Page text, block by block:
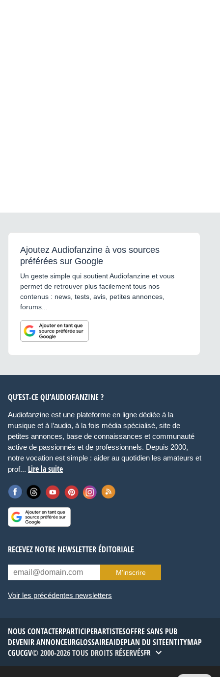
Ajoutez Audiofanzine à vos sources
préférées sur Google
Un geste simple qui soutient Audiofanzine et vous
permet de retrouver plus facilement tous nos
contenus : news, tests, avis, petites annonces,
forums...
QU’EST-CE QU’AUDIOFANZINE ?
Audiofanzine est une plateforme en ligne dédiée à la
musique et à l’audio, à la fois média spécialisé, site de
petites annonces, base de connaissances et communauté
active de passionnés et de professionnels. Depuis 2000,
notre vocation est simple : aider au quotidien les amateurs et
prof... Lire la suite
RECEVEZ NOTRE NEWSLETTER ÉDITORIALE
M’inscrire
Voir les précédentes newsletters
NOUS CONTACTERPARTICIPERARTISTESOFFRE SANS PUB
DEVENIR ANNONCEURGLOSSAIREAIDEPLAN DU SITEENTITYMAP
CGUCGV© 2000-2026 TOUS DROITS RÉSERVÉSFR